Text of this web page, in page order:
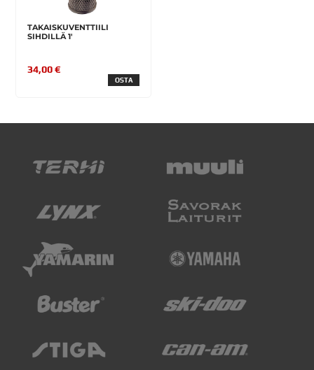
TAKAISKUVENTTIILI
SIHDILLÄ 1'
34,00 €
OSTA